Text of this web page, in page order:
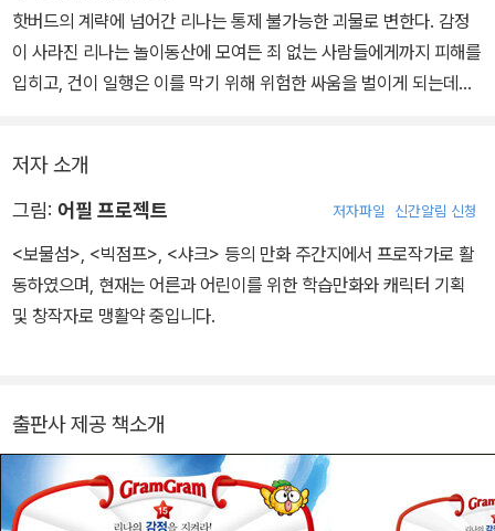
게 문의하십니다. 그러면 저자 선생님들은 학부모님들에게 이렇게 되
묻고는 했습니다. “학창 시절, 억지로 달달 외운 영단어들을 지금은
기억하시나요?”
의 없을 것입니다. 물론 영어는 우리말이 아닌 이상 어느 정도는 일부
러 외워야 하는 게 사실입니다. 그렇지만 벼락치기로 달달 외운 영단
열 개 스무 개 씩, 학원에서 쪽지시험을 보기 위해 외운 영단어는 아마
다음날이면 기억하지 못할 겁니다. 또한 이 '무조건 외우기'가 아이들
이 영단어, 그리고 영어를 싫어하게 되는 또 다른 큰 원인이 되고 있습
저자 선생님들은 어린이 독자들이 <그램그램 영문법 원정대>를 읽고
영문법을 쉽고 재미있게 배웠듯이, 영단어 또한 쉽고 재미있게 익힐
수 있는 책을 만들어야겠다고 생각했습니다. 그것도 단어 하나하나를
가르치는 것에 치중하지 않고 '영단어의 원리'를 통해 접근하고자 생
핫버드의 계략에 넘어간 리나는 통제 불가능한 괴물로 변한다. 감정
이 사라진 리나는 놀이동산에 모여든 죄 없는 사람들에게까지 피해를
입히고, 건이 일행은 이를 막기 위해 위험한 싸움을 벌이게 되는데….
저자 소개
그림: 어필 프로젝트 저자파일 신간알림 신청
<보물섬>, <빅점프>, <샤크> 등의 만화 주간지에서 프로작가로 활
동하였으며, 현재는 어른과 어린이를 위한 학습만화와 캐릭터 기획
및 창작자로 맹활약 중입니다.
출판사 제공 책소개